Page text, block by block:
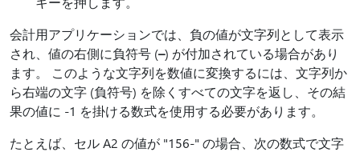
会計用アプリケーションでは、負の値が文字列として表示
され、値の右側に負符号 (–) が付加されている場合があり
ます。 このような文字列を数値に変換するには、文字列か
ら右端の文字 (負符号) を除くすべての文字を返し、その結
果の値に -1 を掛ける数式を使用する必要があります。
たとえば、セル A2 の値が "156-" の場合、次の数式で文字